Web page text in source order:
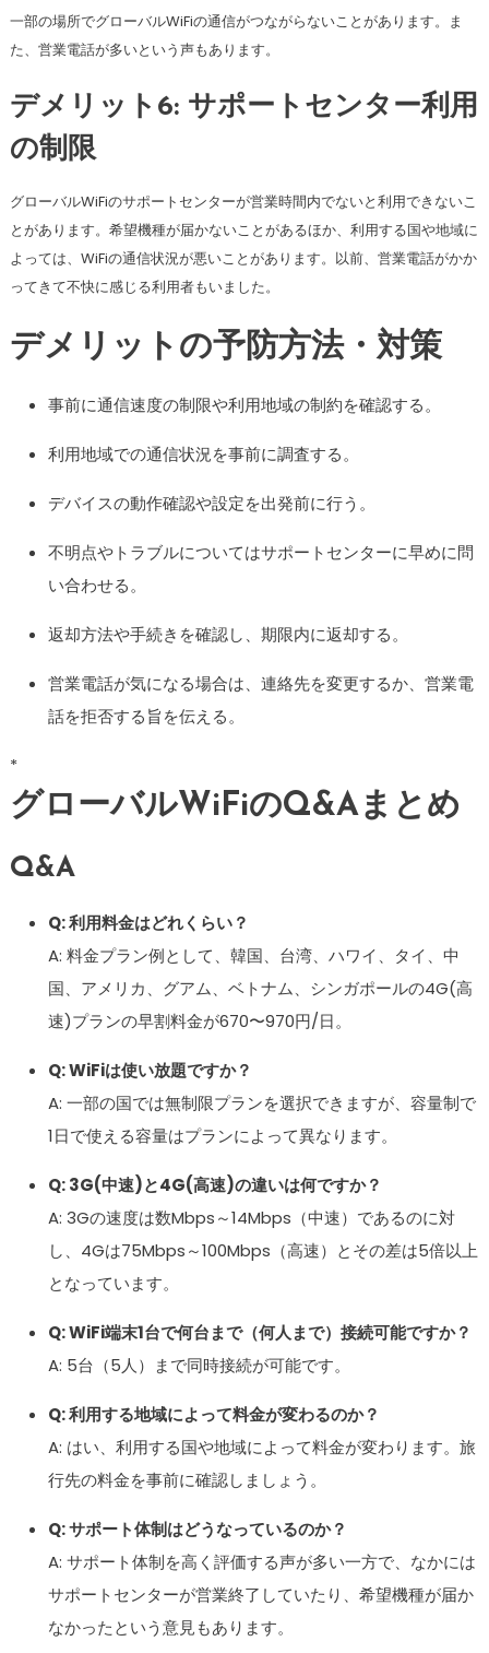
一部の場所でグローバルWiFiの通信がつながらないことがあります。ま
た、営業電話が多いという声もあります。
デメリット6: サポートセンター利用
の制限
グローバルWiFiのサポートセンターが営業時間内でないと利用できないこ
とがあります。希望機種が届かないことがあるほか、利用する国や地域に
よっては、WiFiの通信状況が悪いことがあります。以前、営業電話がかか
ってきて不快に感じる利用者もいました。
デメリットの予防方法・対策
事前に通信速度の制限や利用地域の制約を確認する。
利用地域での通信状況を事前に調査する。
デバイスの動作確認や設定を出発前に行う。
不明点やトラブルについてはサポートセンターに早めに問
い合わせる。
返却方法や手続きを確認し、期限内に返却する。
営業電話が気になる場合は、連絡先を変更するか、営業電
話を拒否する旨を伝える。
*
グローバルWiFiのQ&Aまとめ
Q&A
Q: 利用料金はどれくらい？
A: 料金プラン例として、韓国、台湾、ハワイ、タイ、中
国、アメリカ、グアム、ベトナム、シンガポールの4G(高
速)プランの早割料金が670〜970円/日。
Q: WiFiは使い放題ですか？
A: 一部の国では無制限プランを選択できますが、容量制で
1日で使える容量はプランによって異なります。
Q: 3G(中速)と4G(高速)の違いは何ですか？
A: 3Gの速度は数Mbps～14Mbps（中速）であるのに対
し、4Gは75Mbps～100Mbps（高速）とその差は5倍以上
となっています。
Q: WiFi端末1台で何台まで（何人まで）接続可能ですか？
A: 5台（5人）まで同時接続が可能です。
Q: 利用する地域によって料金が変わるのか？
A: はい、利用する国や地域によって料金が変わります。旅
行先の料金を事前に確認しましょう。
Q: サポート体制はどうなっているのか？
A: サポート体制を高く評価する声が多い一方で、なかには
サポートセンターが営業終了していたり、希望機種が届か
なかったという意見もあります。